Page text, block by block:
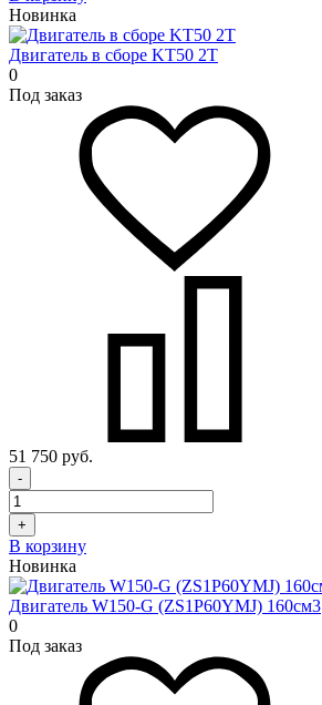
Новинка
Двигатель в сборе KT50 2Т
0
Под заказ
51 750 руб.
-
+
В корзину
Новинка
Двигатель W150-G (ZS1P60YMJ) 160см3
0
Под заказ